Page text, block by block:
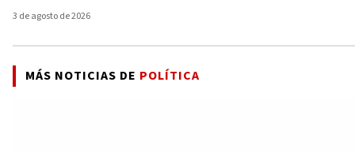
3 de agosto de 2026
MÁS NOTICIAS DE POLÍTICA